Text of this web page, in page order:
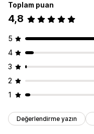
Toplam puan
4,8
5
4
3
2
1
Değerlendirme yazın